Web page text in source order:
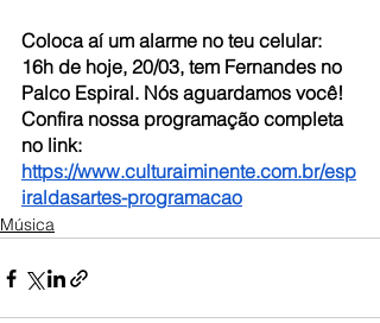
Coloca aí um alarme no teu celular:
16h de hoje, 20/03, tem Fernandes no
Palco Espiral. Nós aguardamos você!
Confira nossa programação completa
no link:
https://www.culturaiminente.com.br/esp
iraldasartes-programacao
Música